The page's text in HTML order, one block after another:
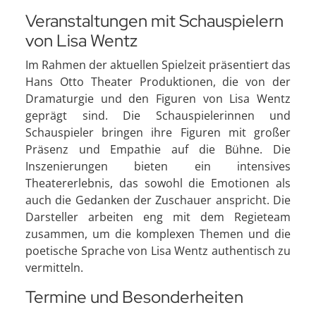
Veranstaltungen mit Schauspielern
von Lisa Wentz
Im Rahmen der aktuellen Spielzeit präsentiert das
Hans Otto Theater Produktionen, die von der
Dramaturgie und den Figuren von Lisa Wentz
geprägt sind. Die Schauspielerinnen und
Schauspieler bringen ihre Figuren mit großer
Präsenz und Empathie auf die Bühne. Die
Inszenierungen bieten ein intensives
Theatererlebnis, das sowohl die Emotionen als
auch die Gedanken der Zuschauer anspricht. Die
Darsteller arbeiten eng mit dem Regieteam
zusammen, um die komplexen Themen und die
poetische Sprache von Lisa Wentz authentisch zu
vermitteln.
Termine und Besonderheiten